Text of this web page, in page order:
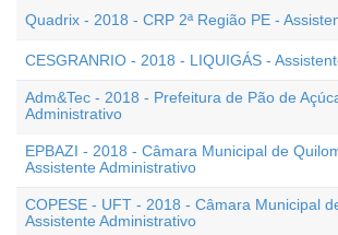
Quadrix - 2018 - CRP 2ª Região PE -
CESGRANRIO - 2018 - LIQUIGÁS -
Adm&Tec - 2018 - Prefeitura de Pão de
Administrativo
EPBAZI - 2018 - Câmara Municipal de
Assistente Administrativo
COPESE - UFT - 2018 - Câmara Municipal
Assistente Administrativo